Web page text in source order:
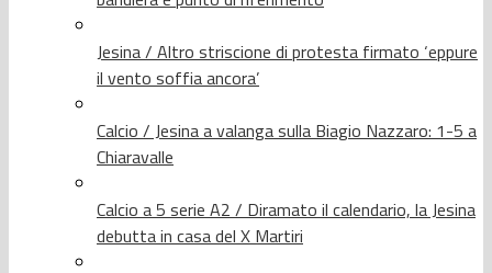
Jesina / Altro striscione di protesta firmato ‘eppure
il vento soffia ancora’
Calcio / Jesina a valanga sulla Biagio Nazzaro: 1-5 a
Chiaravalle
Calcio a 5 serie A2 / Diramato il calendario, la Jesina
debutta in casa del X Martiri